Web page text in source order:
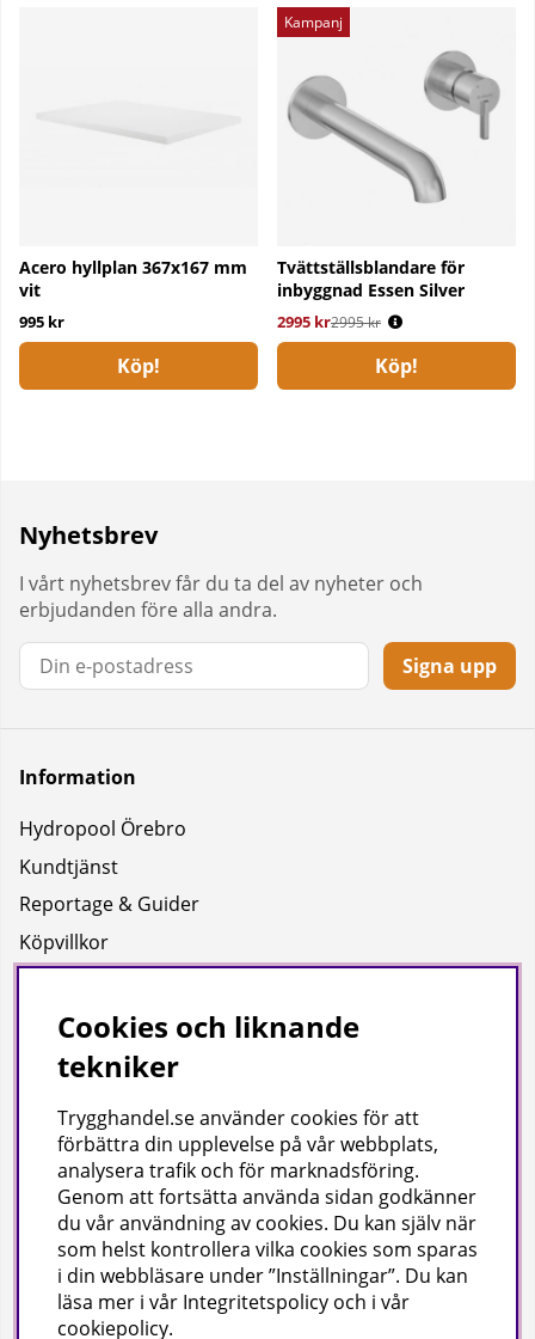
Acero hyllplan 367x167 mm
vit
995 kr
Köp!
Kampanj
Tvättställsblandare för
inbyggnad Essen Silver
2995 kr
Ordinarie pris:
2995 kr
Köp!
Nyhetsbrev
I vårt nyhetsbrev får du ta del av nyheter och
erbjudanden före alla andra.
Signa upp
Information
Hydropool Örebro
Kundtjänst
Reportage & Guider
Köpvillkor
Uppgifter för leverans
Om oss
Företagsinformation / hitta till oss
Gilla oss på facebook!
Ta del av inspiration, tävlingar och mycket mer
Cookies och liknande
tekniker
Trygghandel.se använder cookies för att
förbättra din upplevelse på vår webbplats,
analysera trafik och för marknadsföring.
Genom att fortsätta använda sidan godkänner
du vår användning av cookies. Du kan själv när
som helst kontrollera vilka cookies som sparas
i din webbläsare under ”Inställningar”. Du kan
läsa mer i vår Integritetspolicy och i vår
cookiepolicy.